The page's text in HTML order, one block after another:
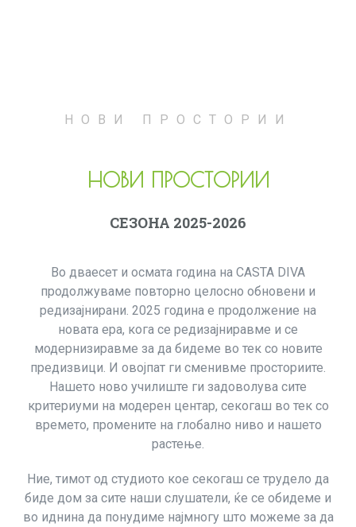
НОВИ ПРОСТОРИИ
НОВИ ПРОСТОРИИ
СЕЗОНА 2025-2026
Во дваесет и осмата година на CASTA DIVA
продолжуваме повторно целосно обновени и
редизајнирани. 2025 година е продолжение на
новата ера, кога се редизајниравме и се
модернизиравме за да бидеме во тек со новите
предизвици. И овојпат ги сменивме просториите.
Нашето ново училиште ги задоволува сите
критериуми на модерен центар, секогаш во тек со
времето, промените на глобално ниво и нашето
растење.
Ние, тимот од студиото кое секогаш се трудело да
биде дом за сите наши слушатели, ќе се обидеме и
во иднина да понудиме најмногу што можеме за да